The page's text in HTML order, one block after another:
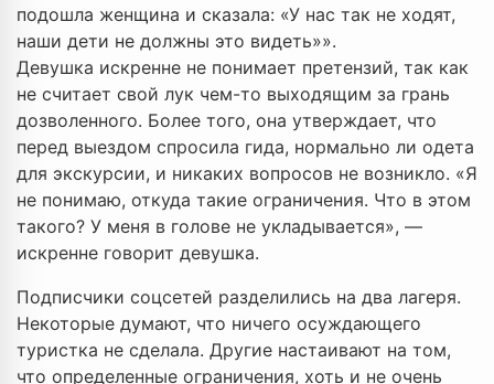
подошла женщина и сказала: «У нас так не ходят,
наши дети не должны это видеть»».
Девушка искренне не понимает претензий, так как
не считает свой лук чем-то выходящим за грань
дозволенного. Более того, она утверждает, что
перед выездом спросила гида, нормально ли одета
для экскурсии, и никаких вопросов не возникло. «Я
не понимаю, откуда такие ограничения. Что в этом
такого? У меня в голове не укладывается», —
искренне говорит девушка.
Подписчики соцсетей разделились на два лагеря.
Некоторые думают, что ничего осуждающего
туристка не сделала. Другие настаивают на том,
что определенные ограничения, хоть и не очень